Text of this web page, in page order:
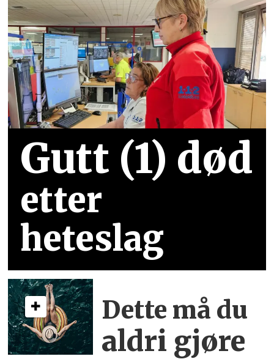
Gutt (1) død
etter
heteslag
Dette må du
aldri gjøre